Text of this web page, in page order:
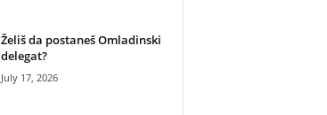
Želiš da postaneš Omladinski
delegat?
July 17, 2026